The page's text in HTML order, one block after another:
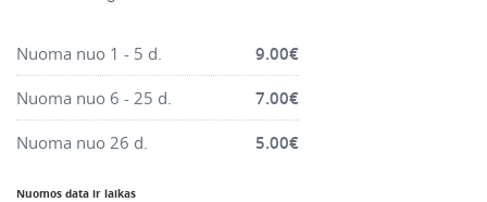
Nuoma nuo 1 - 5 d. 9.00€
Nuoma nuo 6 - 25 d. 7.00€
Nuoma nuo 26 d. 5.00€
Nuomos data ir laikas